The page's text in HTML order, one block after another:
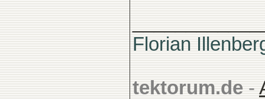
Florian
tektorum.de -